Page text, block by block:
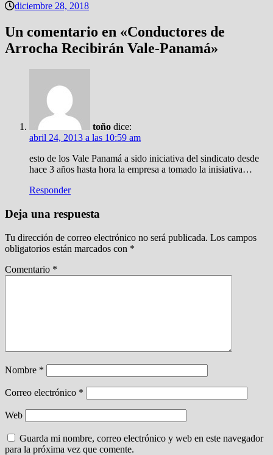
diciembre 28, 2018
Un comentario en «Conductores de
Arrocha Recibirán Vale-Panamá»
toño dice:
abril 24, 2013 a las 10:59 am
esto de los Vale Panamá a sido iniciativa del sindicato desde
hace 3 años hasta hora la empresa a tomado la inisiativa…
Responder
Deja una respuesta
Tu dirección de correo electrónico no será publicada. Los campos
obligatorios están marcados con *
Comentario *
Nombre *
Correo electrónico *
Web
Guarda mi nombre, correo electrónico y web en este navegador
para la próxima vez que comente.